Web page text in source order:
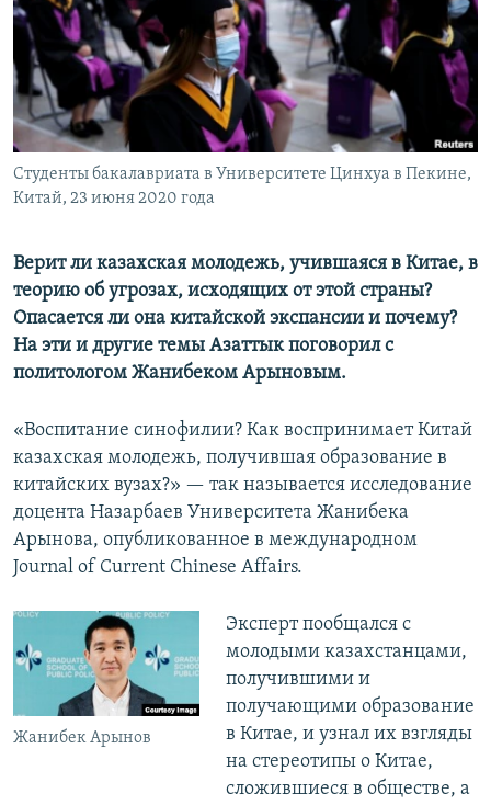
Студенты бакалавриата в Университете Цинхуа в Пекине,
Китай, 23 июня 2020 года
Верит ли казахская молодежь, учившаяся в Китае, в
теорию об угрозах, исходящих от этой страны?
Опасается ли она китайской экспансии и почему?
На эти и другие темы Азаттык поговорил с
политологом Жанибеком Арыновым.
«Воспитание синофилии? Как воспринимает Китай
казахская молодежь, получившая образование в
китайских вузах?» — так называется исследование
доцента Назарбаев Университета Жанибека
Арынова, опубликованное в международном
Journal of Current Chinese Affairs.
Жанибек Арынов
Эксперт пообщался с
молодыми казахстанцами,
получившими и
получающими образование
в Китае, и узнал их взгляды
на стереотипы о Китае,
сложившиеся в обществе, а